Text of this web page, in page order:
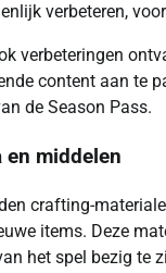
verbeteren,
verbeteringen
content aan te
de Season Pass.
en middelen
crafting-
items. Deze
het spel bezig te